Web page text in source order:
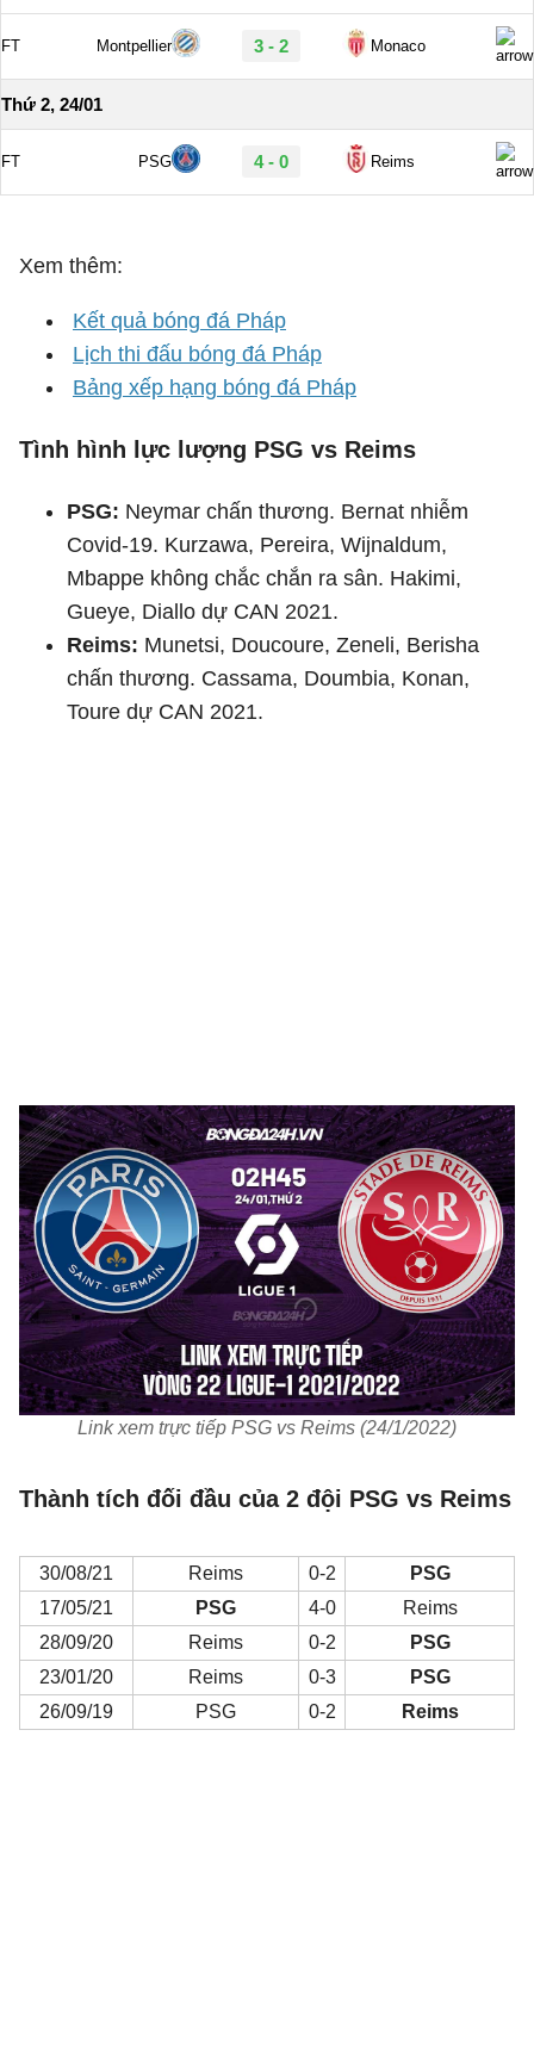
Xem thêm:
Kết quả bóng đá Pháp
Lịch thi đấu bóng đá Pháp
Bảng xếp hạng bóng đá Pháp
Tình hình lực lượng PSG vs Reims
PSG: Neymar chấn thương. Bernat nhiễm
Covid-19. Kurzawa, Pereira, Wijnaldum,
Mbappe không chắc chắn ra sân. Hakimi,
Gueye, Diallo dự CAN 2021.
Reims: Munetsi, Doucoure, Zeneli, Berisha
chấn thương. Cassama, Doumbia, Konan,
Toure dự CAN 2021.
Link xem trực tiếp PSG vs Reims (24/1/2022)
Thành tích đối đầu của 2 đội PSG vs Reims
30/08/21 Reims 0-2
PSG
17/05/21
PSG 4-0
Reims
28/09/20
Reims 0-2
PSG
23/01/20
Reims 0-3
PSG
26/09/19
PSG 0-2 Reims